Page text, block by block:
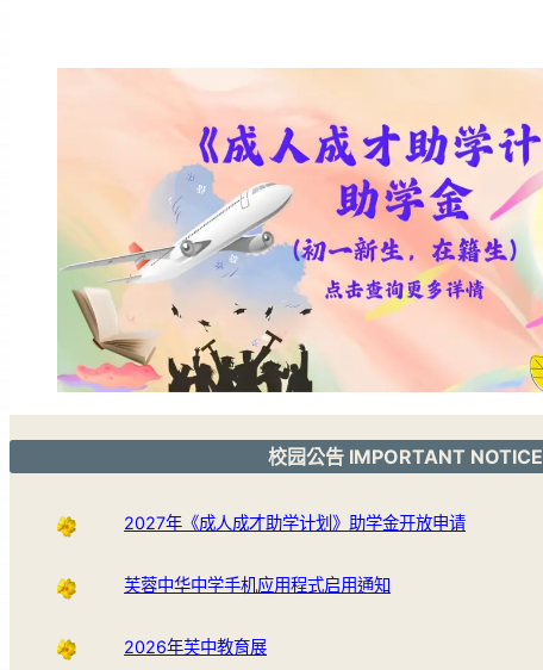
校园公告 IMPORTANT NOTICE
2027年《成人成才助学计划》助学金开放申请
芙蓉中华中学手机应用程式启用通知
2026年芙中教育展